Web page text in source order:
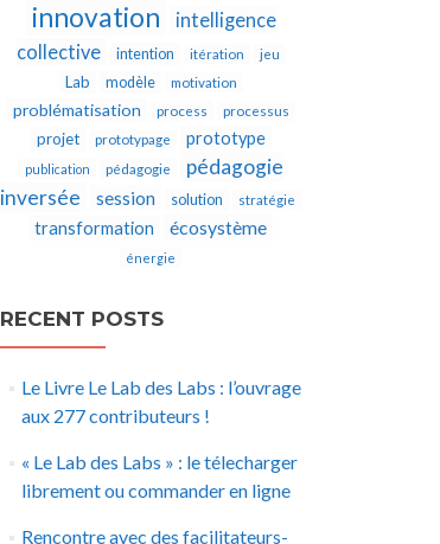
innovation
intelligence
collective
intention itération jeu
Lab modèle motivation
problématisation process processus
projet prototypage prototype
publication pédagogie
pédagogie
inversée
session solution stratégie
transformation écosystème
énergie
RECENT POSTS
Le Livre Le Lab des Labs : l’ouvrage
aux 277 contributeurs !
« Le Lab des Labs » : le télecharger
librement ou commander en ligne
Rencontre avec des facilitateurs-